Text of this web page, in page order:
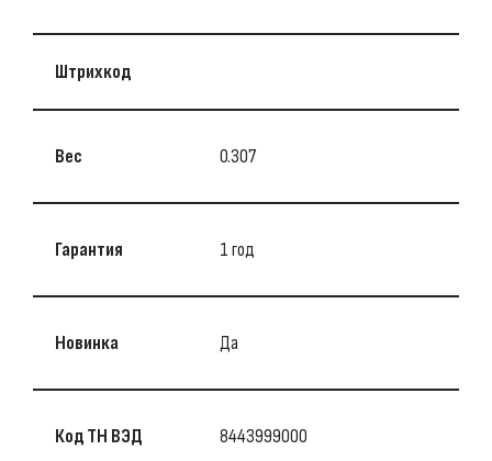
Штрихкод
Вес 0.307
Гарантия 1 год
Новинка Да
Код ТН ВЭД 8443999000